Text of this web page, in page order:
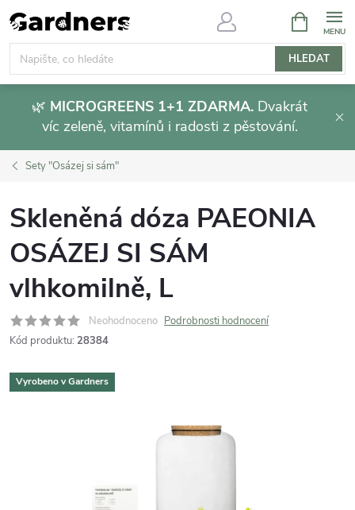
Přejít
na
obsah
HLEDAT
NÁKUPNÍ
KOŠÍK
🌿 MICROGREENS 1+1 ZDARMA. Dvakrát
víc zeleně, vitamínů i radosti z pěstování.
Sety "Osázej si sám"
Skleněná dóza PAEONIA
OSÁZEJ SI SÁM
vlhkomilně, L
Neohodnoceno Podrobnosti hodnocení
Kód produktu: 28384
Vyrobeno v Gardners